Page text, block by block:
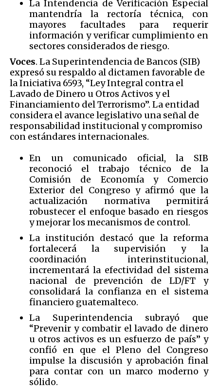
La Intendencia de Verificación Especial
mantendría la rectoría técnica, con
mayores facultades para requerir
información y verificar cumplimiento en
sectores considerados de riesgo.
Voces. La Superintendencia de Bancos (SIB)
expresó su respaldo al dictamen favorable de
la Iniciativa 6593, “Ley Integral contra el
Lavado de Dinero u Otros Activos y el
Financiamiento del Terrorismo”. La entidad
considera el avance legislativo una señal de
responsabilidad institucional y compromiso
con estándares internacionales.
En un comunicado oficial, la SIB
reconoció el trabajo técnico de la
Comisión de Economía y Comercio
Exterior del Congreso y afirmó que la
actualización normativa permitirá
robustecer el enfoque basado en riesgos
y mejorar los mecanismos de control.
La institución destacó que la reforma
fortalecerá la supervisión y la
coordinación interinstitucional,
incrementará la efectividad del sistema
nacional de prevención de LD/FT y
consolidará la confianza en el sistema
financiero guatemalteco.
La Superintendencia subrayó que
“Prevenir y combatir el lavado de dinero
u otros activos es un esfuerzo de país” y
confió en que el Pleno del Congreso
impulse la discusión y aprobación final
para contar con un marco moderno y
sólido.